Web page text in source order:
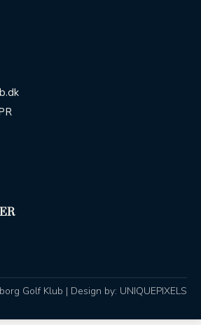
Golf Klub | Design by: UNIQUEPIXELS